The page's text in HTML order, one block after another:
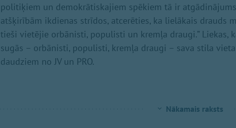
politiķiem un demokrātiskajiem spēkiem tā ir
atšķirībām ikdienas strīdos, atcerēties, ka lielākais drauds
tieši vietējie orbānisti, populisti un kremļa draugi.” Liekas,
sugās – orbānisti, populisti, kremļa draugi – sava stila
daudziem no JV un PRO.
Nākamais raksts